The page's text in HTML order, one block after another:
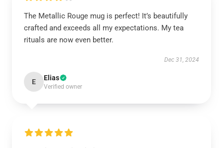
The Metallic Rouge mug is perfect! It’s beautifully
crafted and exceeds all my expectations. My tea
rituals are now even better.
Dec 31, 2024
E Elias
Verified owner